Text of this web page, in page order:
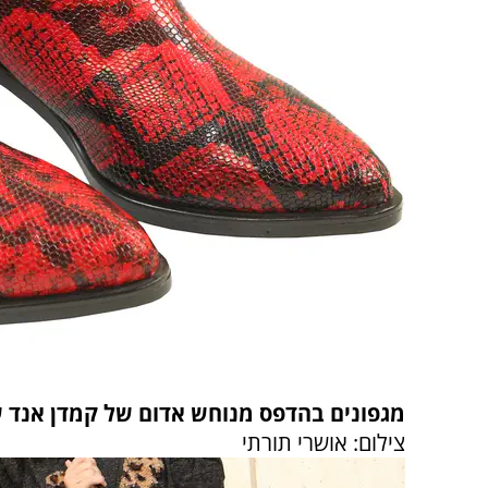
מגפונים בהדפס מנוחש אדום של קמדן אנד
צילום: אושרי תורתי